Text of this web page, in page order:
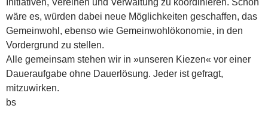
Initiativen, Vereinen und Verwaltung zu koordinieren. Schön
wäre es, würden dabei neue Möglichkeiten geschaffen, das
Gemeinwohl, ebenso wie Gemeinwohlökonomie, in den
Vordergrund zu stellen.
Alle gemeinsam stehen wir in »unseren Kiezen« vor einer
Daueraufgabe ohne Dauerlösung. Jeder ist gefragt,
mitzuwirken.
bs